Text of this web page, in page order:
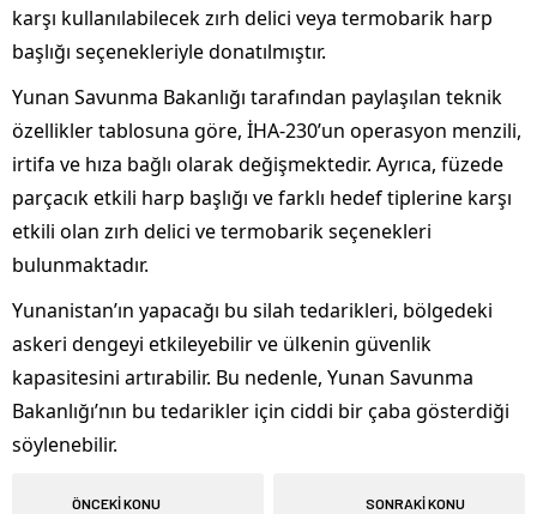
karşı kullanılabilecek zırh delici veya termobarik harp
başlığı seçenekleriyle donatılmıştır.
Yunan Savunma Bakanlığı tarafından paylaşılan teknik
özellikler tablosuna göre, İHA-230’un operasyon menzili,
irtifa ve hıza bağlı olarak değişmektedir. Ayrıca, füzede
parçacık etkili harp başlığı ve farklı hedef tiplerine karşı
etkili olan zırh delici ve termobarik seçenekleri
bulunmaktadır.
Yunanistan’ın yapacağı bu silah tedarikleri, bölgedeki
askeri dengeyi etkileyebilir ve ülkenin güvenlik
kapasitesini artırabilir. Bu nedenle, Yunan Savunma
Bakanlığı’nın bu tedarikler için ciddi bir çaba gösterdiği
söylenebilir.
ÖNCEKİ KONU SONRAKİ KONU